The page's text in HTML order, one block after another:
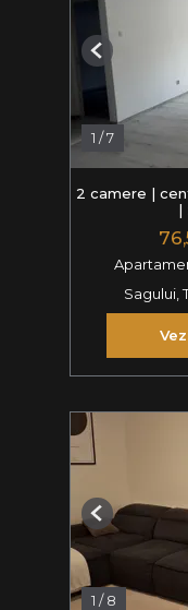
1 /7
Previous
2 camere |
|
Sagului,
1 /8
Previous